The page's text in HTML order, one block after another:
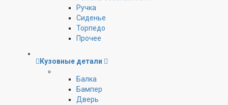
Ручка
Сиденье
Торпедо
Прочее
Кузовные детали
Балка
Бампер
Дверь